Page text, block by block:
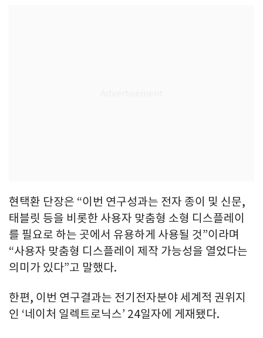
현택환 단장은 “이번 연구성과는 전자 종이 및 신문,
태블릿 등을 비롯한 사용자 맞춤형 소형 디스플레이
를 필요로 하는 곳에서 유용하게 사용될 것”이라며
“사용자 맞춤형 디스플레이 제작 가능성을 열었다는
의미가 있다”고 말했다.
한편, 이번 연구결과는 전기전자분야 세계적 권위지
인 ‘네이처 일렉트로닉스’ 24일자에 게재됐다.